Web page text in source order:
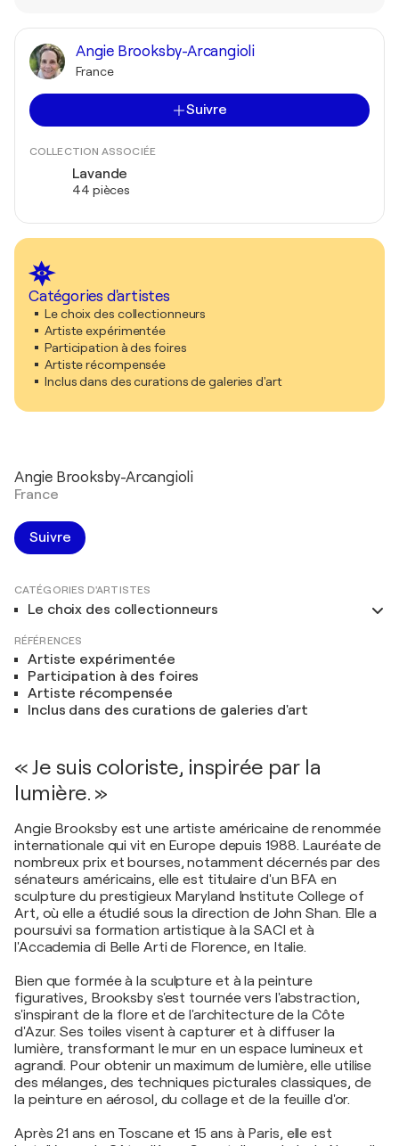
Angie Brooksby-Arcangioli
France
Suivre
COLLECTION ASSOCIÉE
Lavande
44 pièces
Catégories d'artistes
Le choix des collectionneurs
Artiste expérimentée
Participation à des foires
Artiste récompensée
Inclus dans des curations de galeries d'art
Angie Brooksby-Arcangioli
France
Suivre
CATÉGORIES D'ARTISTES
Le choix des collectionneurs
RÉFÉRENCES
Artiste expérimentée
Participation à des foires
Artiste récompensée
Inclus dans des curations de galeries d'art
« Je suis coloriste, inspirée par la
lumière. »
Angie Brooksby est une artiste américaine de renommée
internationale qui vit en Europe depuis 1988. Lauréate de
nombreux prix et bourses, notamment décernés par des
sénateurs américains, elle est titulaire d'un BFA en
sculpture du prestigieux Maryland Institute College of
Art, où elle a étudié sous la direction de John Shan. Elle a
poursuivi sa formation artistique à la SACI et à
l'Accademia di Belle Arti de Florence, en Italie.
Bien que formée à la sculpture et à la peinture
figuratives, Brooksby s'est tournée vers l'abstraction,
s'inspirant de la flore et de l'architecture de la Côte
d'Azur. Ses toiles visent à capturer et à diffuser la
lumière, transformant le mur en un espace lumineux et
agrandi. Pour obtenir un maximum de lumière, elle utilise
des mélanges, des techniques picturales classiques, de
la peinture en aérosol, du collage et de la feuille d'or.
Après 21 ans en Toscane et 15 ans à Paris, elle est